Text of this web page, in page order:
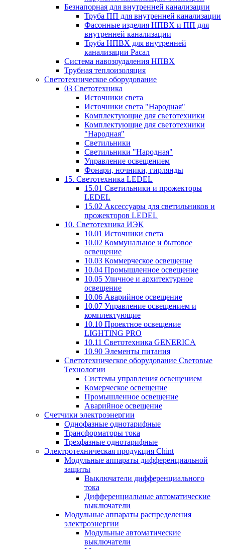
Безнапорная для внутренней канализации
Труба ПП для внутренней канализации
Фасонные изделия НПВХ и ПП для
внутренней канализации
Труба НПВХ для внутренней
канализации Расал
Система навозоудаления НПВХ
Трубная теплоизоляция
Светотехническое оборудование
03 Светотехника
Источники света
Источники света "Народная"
Комплектующие для светотехники
Комплектующие для светотехники
"Народная"
Светильники
Светильники "Народная"
Управление освещением
Фонари, ночники, гирлянды
15. Светотехника LEDEL
15.01 Светильники и прожекторы
LEDEL
15.02 Аксессуары для светильников и
прожекторов LEDEL
10. Светотехника ИЭК
10.01 Источники света
10.02 Коммунальное и бытовое
освещение
10.03 Коммерческое освещение
10.04 Промышленное освещение
10.05 Уличное и архитектурное
освещение
10.06 Аварийное освещение
10.07 Управление освещением и
комплектующие
10.10 Проектное освещение
LIGHTING PRO
10.11 Светотехника GENERICA
10.90 Элементы питания
Светотехническое оборудование Световые
Технологии
Системы управления освещением
Комерческое освещение
Промышленное освещение
Аварийное освещение
Счетчики электроэнергии
Однофазные однотарифные
Трансформаторы тока
Трехфазные однотарифные
Электротехническая продукция Chint
Модульные аппараты дифференциальной
защиты
Выключатели дифференциального
тока
Дифференциальные автоматические
выключатели
Модульные аппараты распределения
электроэнергии
Модульные автоматические
выключатели